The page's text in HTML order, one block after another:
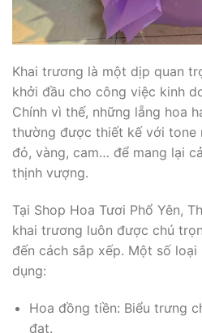
Khai trương là một dịp quan
khởi đầu cho công việc kinh
Chính vì thế, những lẵng hoa
thường được thiết kế với tone
đỏ, vàng, cam… để mang lại
thịnh vượng.
Tại Shop Hoa Tươi Phổ Yên,
khai trương luôn được chú
đến cách sắp xếp. Một số
dụng:
Hoa đồng tiền: Biểu trưng
đạt.